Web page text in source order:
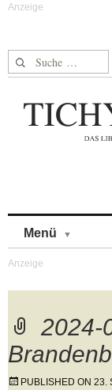
Suche nach:
Menü
2024-
PUBLISHED ON 23.